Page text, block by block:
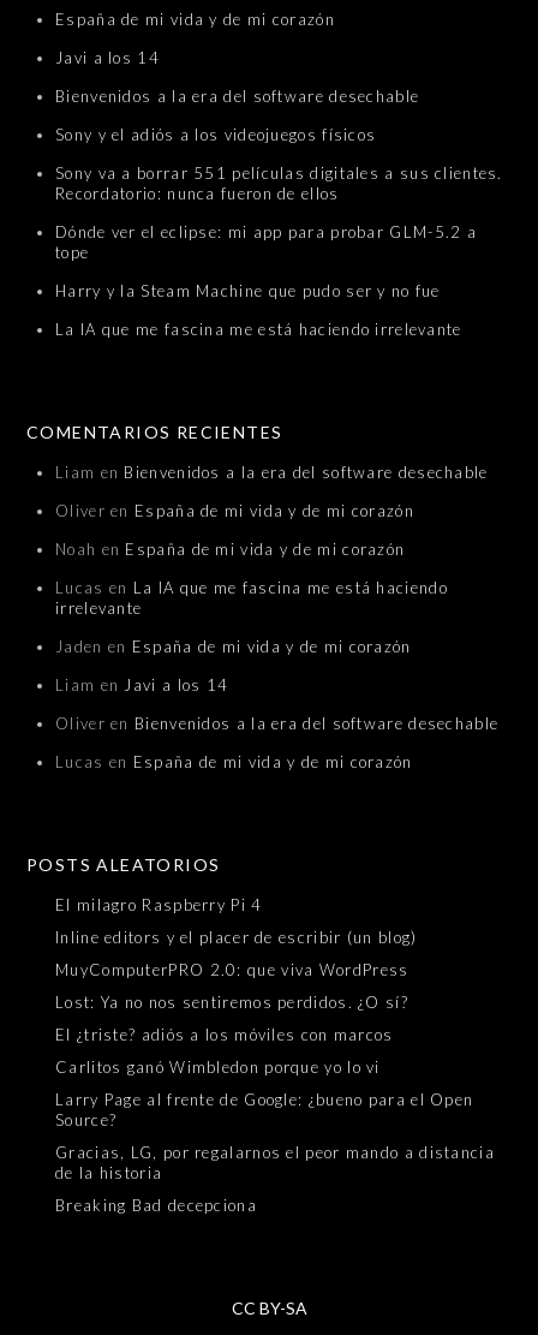
España de mi vida y de mi corazón
Javi a los 14
Bienvenidos a la era del software desechable
Sony y el adiós a los videojuegos físicos
Sony va a borrar 551 películas digitales a sus clientes.
Recordatorio: nunca fueron de ellos
Dónde ver el eclipse: mi app para probar GLM-5.2 a
tope
Harry y la Steam Machine que pudo ser y no fue
La IA que me fascina me está haciendo irrelevante
COMENTARIOS RECIENTES
Liam en Bienvenidos a la era del software desechable
Oliver en España de mi vida y de mi corazón
Noah en España de mi vida y de mi corazón
Lucas en La IA que me fascina me está haciendo
irrelevante
Jaden en España de mi vida y de mi corazón
Liam en Javi a los 14
Oliver en Bienvenidos a la era del software desechable
Lucas en España de mi vida y de mi corazón
POSTS ALEATORIOS
El milagro Raspberry Pi 4
Inline editors y el placer de escribir (un blog)
MuyComputerPRO 2.0: que viva WordPress
Lost: Ya no nos sentiremos perdidos. ¿O sí?
El ¿triste? adiós a los móviles con marcos
Carlitos ganó Wimbledon porque yo lo vi
Larry Page al frente de Google: ¿bueno para el Open
Source?
Gracias, LG, por regalarnos el peor mando a distancia
de la historia
Breaking Bad decepciona
CC BY-SA